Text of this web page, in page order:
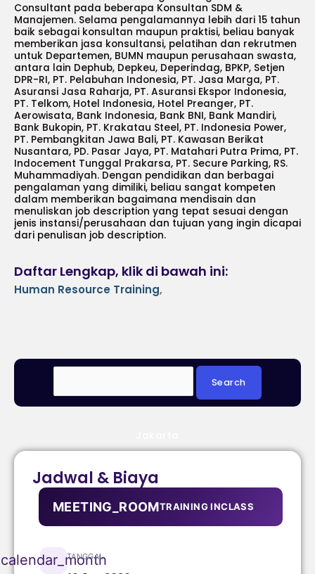
Consultant pada beberapa Konsultan SDM &
Manajemen. Selama pengalamannya lebih dari 15 tahun
baik sebagai konsultan maupun praktisi, beliau banyak
memberikan jasa konsultansi, pelatihan dan rekrutmen
untuk Departemen, BUMN maupun perusahaan swasta,
antara lain Dephub, Depkeu, Deperindag, BPKP, Setjen
DPR-RI, PT. Pelabuhan Indonesia, PT. Jasa Marga, PT.
Asuransi Jasa Raharja, PT. Asuransi Ekspor Indonesia,
PT. Telkom, Hotel Indonesia, Hotel Preanger, PT.
Aerowisata, Bank Indonesia, Bank BNI, Bank Mandiri,
Bank Bukopin, PT. Krakatau Steel, PT. Indonesia Power,
PT. Pembangkitan Jawa Bali, PT. Kawasan Berikat
Nusantara, PD. Pasar Jaya, PT. Matahari Putra Prima, PT.
Indocement Tunggal Prakarsa, PT. Secure Parking, RS.
Muhammadiyah. Dengan pendidikan dan berbagai
pengalaman yang dimiliki, beliau sangat kompeten
dalam memberikan bagaimana mendisain dan
menuliskan job description yang tepat sesuai dengan
jenis instansi/perusahaan dan tujuan yang ingin dicapai
dari penulisan job description.
Daftar Lengkap, klik di bawah ini:
Human Resource Training,
Jadwal & Biaya
MEETING_ROOMTRAINING INCLASS
calendar_month
TANGGAL